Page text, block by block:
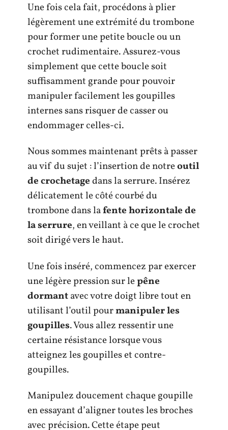
Une fois cela fait, procédons à plier
légèrement une extrémité du trombone
pour former une petite boucle ou un
crochet rudimentaire. Assurez-vous
simplement que cette boucle soit
suffisamment grande pour pouvoir
manipuler facilement les goupilles
internes sans risquer de casser ou
endommager celles-ci.
Nous sommes maintenant prêts à passer
au vif du sujet : l’insertion de notreoutil
de crochetagedans la serrure. Insérez
délicatement le côté courbé du
trombone dans lafente horizontale de
la serrure, en veillant à ce que le crochet
soit dirigé vers le haut.
Une fois inséré, commencez par exercer
une légère pression sur lepêne
dormantavec votre doigt libre tout en
utilisant l’outil pourmanipuler les
goupilles. Vous allez ressentir une
certaine résistance lorsque vous
atteignez les goupilles et contre-
goupilles.
Manipulez doucement chaque goupille
en essayant d’aligner toutes les broches
avec précision. Cette étape peut